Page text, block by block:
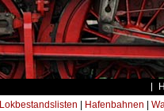
Lokbestandslisten Hafenbahnen